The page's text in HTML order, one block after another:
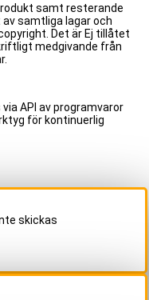
samt resterande
samtliga lagar och
Det är Ej tillåtet
medgivande från
API av programvaror
för kontinuerlig
skickas